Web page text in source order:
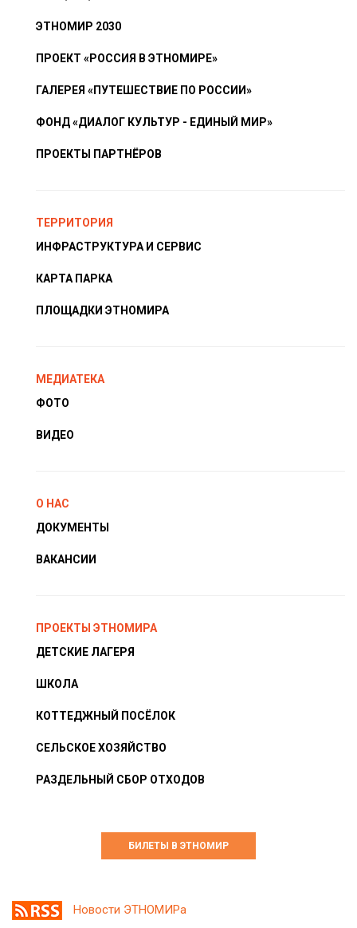
ЭТНОМИР 2030
ПРОЕКТ «РОССИЯ В ЭТНОМИРЕ»
ГАЛЕРЕЯ «ПУТЕШЕСТВИЕ ПО РОССИИ»
ФОНД «ДИАЛОГ КУЛЬТУР - ЕДИНЫЙ МИР»
ПРОЕКТЫ ПАРТНЁРОВ
ТЕРРИТОРИЯ
ИНФРАСТРУКТУРА И СЕРВИС
КАРТА ПАРКА
ПЛОЩАДКИ ЭТНОМИРА
МЕДИАТЕКА
ФОТО
ВИДЕО
О НАС
ДОКУМЕНТЫ
ВАКАНСИИ
ПРОЕКТЫ ЭТНОМИРА
ДЕТСКИЕ ЛАГЕРЯ
ШКОЛА
КОТТЕДЖНЫЙ ПОСЁЛОК
СЕЛЬСКОЕ ХОЗЯЙСТВО
РАЗДЕЛЬНЫЙ СБОР ОТХОДОВ
БИЛЕТЫ В ЭТНОМИР
Новости ЭТНОМИРа